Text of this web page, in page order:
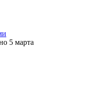
5 марта